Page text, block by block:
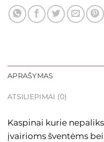
APRAŠYMAS
ATSILIEPIMAI (0)
Kaspinai kurie
įvairioms šventėms